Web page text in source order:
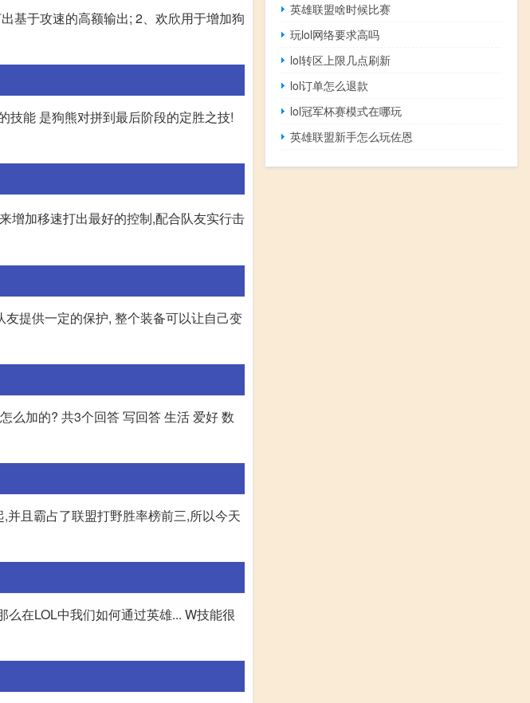
基于攻速的高额输出; 2、欢欣用于增加狗
技能 是狗熊对拼到最后阶段的定胜之技!
增加移速打出最好的控制,配合队友实行击
提供一定的保护, 整个装备可以让自己变
么加的? 共3个回答 写回答 生活 爱好 数
且霸占了联盟打野胜率榜前三,所以今天
么在LOL中我们如何通过英雄... W技能很
英雄联盟啥时候比赛
玩lol网络要求高吗
lol转区上限几点刷新
lol订单怎么退款
lol冠军杯赛模式在哪玩
英雄联盟新手怎么玩佐恩